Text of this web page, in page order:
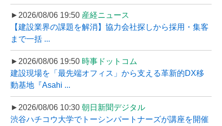
►2026/08/06 19:50 産経ニュース
【建設業界の課題を解消】協力会社探しから採用・集客
まで一括 ...
►2026/08/06 19:50 時事ドットコム
建設現場を「最先端オフィス」から支える革新的DX移
動基地『Asahi ...
►2026/08/06 10:30 朝日新聞デジタル
渋谷ハチコウ大学でトーシンパートナーズが講座を開催